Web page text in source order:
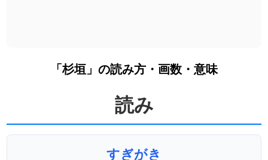
「杉垣」の読み方・画数・意味
読み
すぎがき